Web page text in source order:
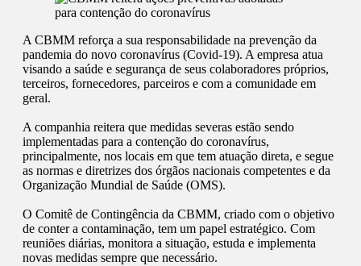
A CBMM reforça a sua responsabilidade na prevenção da
pandemia do novo coronavírus (Covid-19). A empresa atua
visando a saúde e segurança de seus colaboradores próprios,
terceiros, fornecedores, parceiros e com a comunidade em
geral.
A companhia reitera que medidas severas estão sendo
implementadas para a contenção do coronavírus,
principalmente, nos locais em que tem atuação direta, e segue
as normas e diretrizes dos órgãos nacionais competentes e da
Organização Mundial de Saúde (OMS).
O Comitê de Contingência da CBMM, criado com o objetivo
de conter a contaminação, tem um papel estratégico. Com
reuniões diárias, monitora a situação, estuda e implementa
novas medidas sempre que necessário.